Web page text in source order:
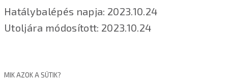
Hatálybalépés napja: 2023.10.24
Utoljára módosított: 2023.10.24
MIK AZOK A SÜTIK?